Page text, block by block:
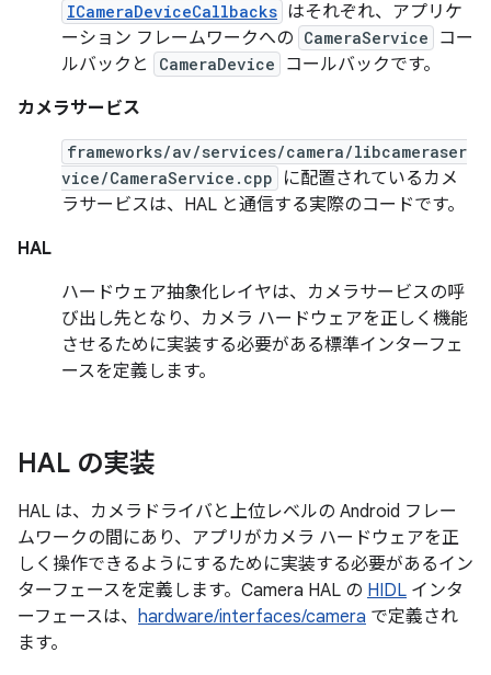
ICameraDeviceCallbacks はそれぞれ、アプリケ
ーション フレームワークへの CameraService
コー
ルバックと
CameraDevice
コールバックです。
カメラサービス
frameworks/av/services/camera/libcameraser
vice/CameraService.cpp
に配置されているカメ
ラサービスは、HAL と通信する実際のコードです。
HAL
ハードウェア抽象化レイヤは、カメラサービスの呼
び出し先となり、カメラ ハードウェアを正しく機能
させるために実装する必要がある標準インターフェ
ースを定義します。
HAL の実装
HAL は、カメラドライバと上位レベルの Android フレー
ムワークの間にあり、アプリがカメラ ハードウェアを正
しく操作できるようにするために実装する必要があるイン
ターフェースを定義します。Camera HAL の HIDL インタ
ーフェースは、 hardware/interfaces/camera で定義され
ます。